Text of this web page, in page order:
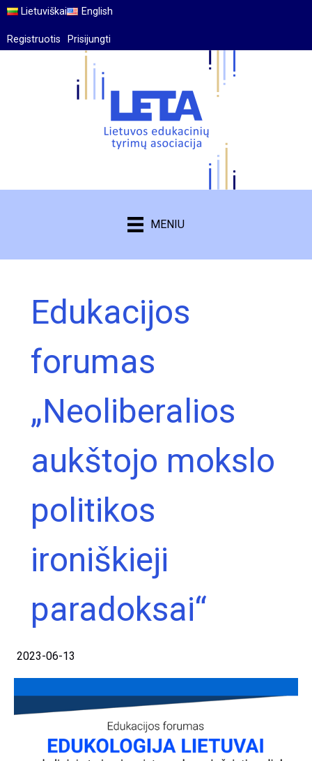
Lietuviškai English
Registruotis Prisijungti
MENIU
Edukacijos
forumas
„Neoliberalios
aukštojo mokslo
politikos
ironiškieji
paradoksai“
2023-06-13